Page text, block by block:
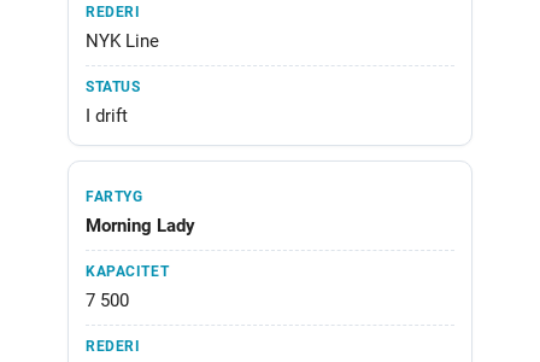
NYK Line
I drift
Morning Lady
7 500